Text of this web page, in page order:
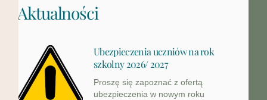
Aktualności
Ubezpieczenia uczniów na rok
szkolny 2026/ 2027
Proszę się zapoznać z ofertą
ubezpieczenia w nowym roku